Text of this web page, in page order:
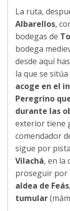
La ruta,
Albarellos,
bodegas de
bodega
desde aquí
la que se sitúa
acoge en el
Peregrino
durante las
exterior tiene
comendador
sigue por
Vilachá, en la
proseguir por
aldea de Feás
tumular